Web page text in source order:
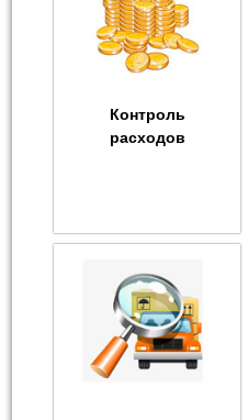
Контроль
расходов